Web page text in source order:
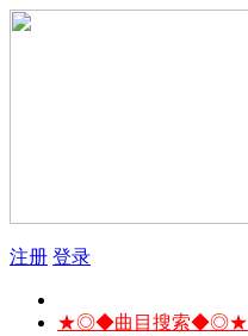
注册 登录
★◎◆曲目搜索◆◎★